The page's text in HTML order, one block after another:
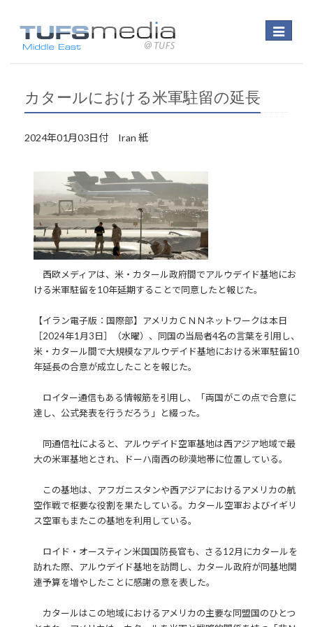
Toggle
カタールにおける米軍駐留の延長
2024年01月03日付 Iran 紙
西欧メディアは、米・カタール政府間でアルウデイド基地にお
ける米軍駐留を10年延期することで同意したと報じた。
【イラン電子版：国際部】アメリカＣＮＮネットワークは本日
［2024年1月3日］（水曜）、同国の当局者4名の言葉を引用し、
米・カタール間で大規模なアルウデイド基地における米軍駐留10
年延長の合意が成立したことを報じた。
ロイター通信もある情報筋を引用し、「両国がこの点で合意に
達し、公式発表を行うだろう」と綴った。
同通信社によると、アルウデイド空軍基地は西アジア地域で最
大の米軍基地とされ、ドーハ南西の砂漠地帯に位置している。
この基地は、アフガニスタンや西アジアにおけるアメリカの航
空作戦で枢要な役割を果たしている。カタール空軍およびイギリ
ス空軍もまたこの基地を利用している。
ロイド・オースティン米国国防長官も、さる12月にカタールを
訪れた際、アルウデイド基地を訪問し、カタール政府が同基地関
連予算を増やしたことに感謝の意を表した。
カタールはこの地域におけるアメリカの主要な同盟国のひとつ